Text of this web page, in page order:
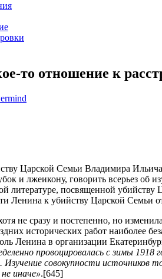
то отношение к
Царской Семьи Владимира
и лжеикону, говорить всерьез об
литературе, посвященной убийству
Ленина к убийству Царской Семьи
не сразу и постепенно, но
исторических работ наиболее
Ленина в организации
провоцировалась с зимы
совокупности источников
иначе».[645]